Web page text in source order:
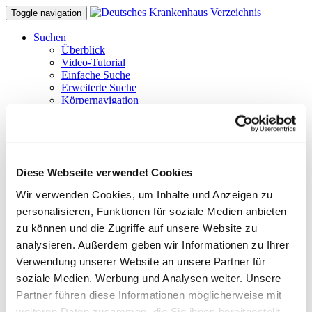
Diese Webseite verwendet Cookies
Wir verwenden Cookies, um Inhalte und Anzeigen zu
personalisieren, Funktionen für soziale Medien anbieten
zu können und die Zugriffe auf unsere Website zu
analysieren. Außerdem geben wir Informationen zu Ihrer
Verwendung unserer Website an unsere Partner für
soziale Medien, Werbung und Analysen weiter. Unsere
Partner führen diese Informationen möglicherweise mit
Toggle navigation
Suchen
Überblick
Video-Tutorial
Einfache Suche
Erweiterte Suche
Körpernavigation
Tipps & Hilfe
Tipps und Tricks
FAQ
Glossar benutzter Begriffe
Krankenhäuser gezielt finden
Suchergebnisse filtern
Merken und Vergleichen
Barrierefreie Suche
Hinweise für Einweiser
Tipps zur Stellenbörse